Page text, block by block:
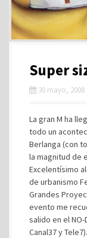
Super
30 mayo, 2008
La gran M ha
todo un
Berlanga (con
la magnitud de
Excelentísimo
de urbanismo
Grandes
evento me
salido en el
Canal37 y